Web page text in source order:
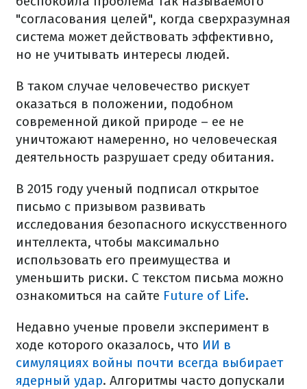
"согласования целей", когда сверхразумная
система может действовать эффективно,
но не учитывать интересы людей.
В таком случае человечество рискует
оказаться в положении, подобном
современной дикой природе – ее не
уничтожают намеренно, но человеческая
деятельность разрушает среду обитания.
В 2015 году ученый подписал открытое
письмо с призывом развивать
исследования безопасного искусственного
интеллекта, чтобы максимально
использовать его преимущества и
уменьшить риски. С текстом письма можно
ознакомиться на сайте Future of Life.
Недавно ученые провели эксперимент в
ходе которого оказалось, что ИИ в
симуляциях войны почти всегда выбирает
ядерный удар. Алгоритмы часто допускали